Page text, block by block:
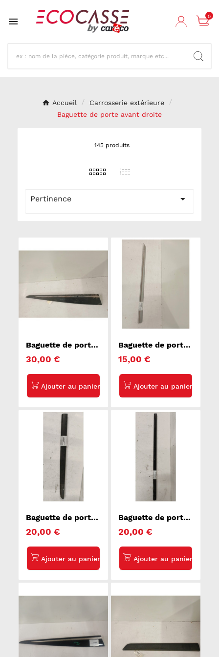
 0
Accueil
Carrosserie extérieure
Baguette de porte avant droite
145 produits
Pertinence 
Baguette de porte
RENAULT CLIO 4
30,00 €
Baguette de porte
MERCEDES
15,00 €
Baguette de porte
RENAULT MODUS
20,00 €
Baguette de porte
A4 2
20,00 €